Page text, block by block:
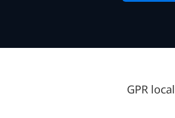
GPR local